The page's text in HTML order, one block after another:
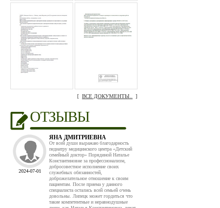
[ ВСЕ ДОКУМЕНТЫ.. ]
ОТЗЫВЫ
2024-07-01
ЯНА ДМИТРИЕВНА
От всей души выражаю благодарность
педиатру медицинского центра «Детский
семейный доктор» Порядиной Наталье
Константиновне за профессионализм,
добросовестное исполнение своих
служебных обязанностей,
доброжелательное отношение к своим
пациентам. После приема у данного
специалиста остались всей семьей очень
довольны. Липецк может гордиться что
такие компетентные и неравнодушные